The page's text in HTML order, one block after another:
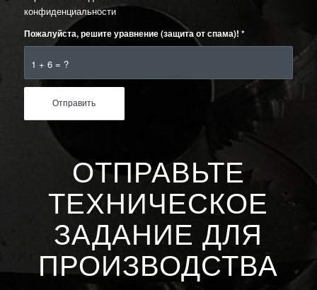
конфиденциальности
1 + 6 = ?
Пожалуйста, решите уравнение (защита от спама)! *
ОТПРАВЬТЕ
ТЕХНИЧЕСКОЕ
ЗАДАНИЕ ДЛЯ
ПРОИЗВОДСТВА